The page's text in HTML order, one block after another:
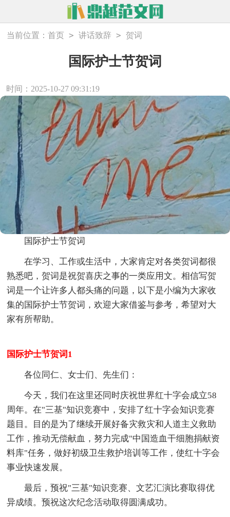
当前位置：首页 > 讲话致辞 > 贺词
国际护士节贺词
时间：2025-10-27 09:31:19
国际护士节贺词
在学习、工作或生活中，大家肯定对各类贺词都很
熟悉吧，贺词是祝贺喜庆之事的一类应用文。相信写贺
词是一个让许多人都头痛的问题，以下是小编为大家收
集的国际护士节贺词，欢迎大家借鉴与参考，希望对大
家有所帮助。
国际护士节贺词1
各位同仁、女士们、先生们：
今天，我们在这里还同时庆祝世界红十字会成立58
周年。在"三基"知识竞赛中，安排了红十字会知识竞赛
题目。目的是为了继续开展好备灾救灾和人道主义救助
工作，推动无偿献血，努力完成"中国造血干细胞捐献资
料库"任务，做好初级卫生救护培训等工作，使红十字会
事业快速发展。
最后，预祝"三基"知识竞赛、文艺汇演比赛取得优
异成绩。预祝这次纪念活动取得圆满成功。